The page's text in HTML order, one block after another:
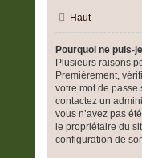
Haut
Pourquoi ne puis-
Plusieurs raisons
Premièrement,
votre mot de passe
contactez un
vous n’avez pas
le propriétaire du
configuration de